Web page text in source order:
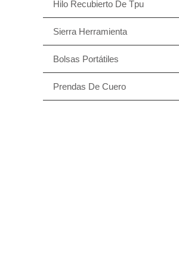
Hilo Recubierto De Tpu
Sierra Herramienta
Bolsas Portátiles
Prendas De Cuero